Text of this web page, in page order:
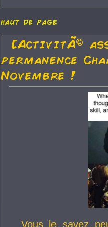
haut de page
[ActivitÃ©
permanence
Novembre !
Vous le savez